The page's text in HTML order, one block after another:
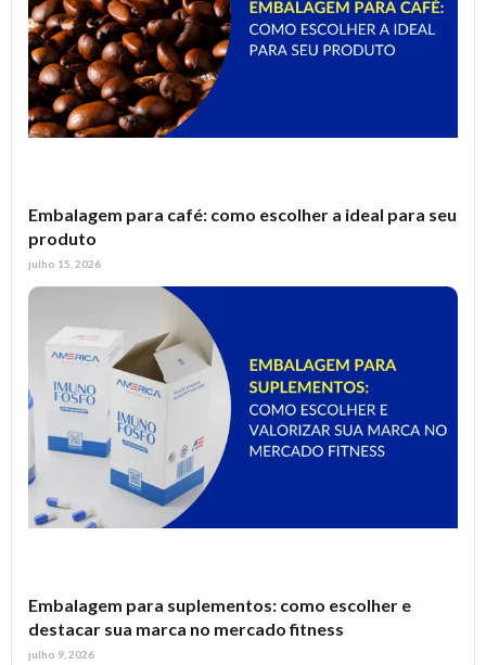
Embalagem para café: como escolher a ideal para seu
produto
julho 15, 2026
Embalagem para suplementos: como escolher e
destacar sua marca no mercado fitness
julho 9, 2026